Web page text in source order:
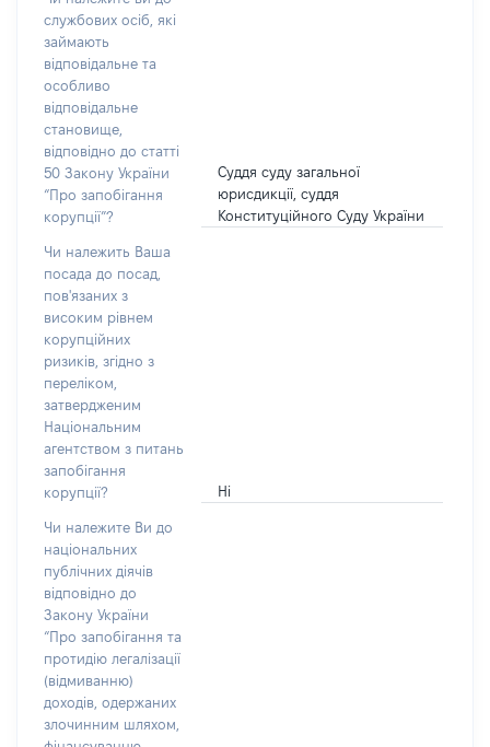
службових осіб, які
займають
відповідальне та
особливо
відповідальне
становище,
відповідно до статті
50 Закону України
“Про запобігання
корупції”?
Суддя суду загальної
юрисдикції, суддя
Конституційного Суду України
Чи належить Ваша
посада до посад,
пов'язаних з
високим рівнем
корупційних
ризиків, згідно з
переліком,
затвердженим
Національним
агентством з питань
запобігання
корупції?
Ні
Чи належите Ви до
національних
публічних діячів
відповідно до
Закону України
“Про запобігання та
протидію легалізації
(відмиванню)
доходів, одержаних
злочинним шляхом,